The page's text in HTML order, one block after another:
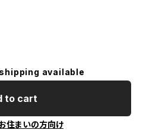
available
to cart
住まいの方向け